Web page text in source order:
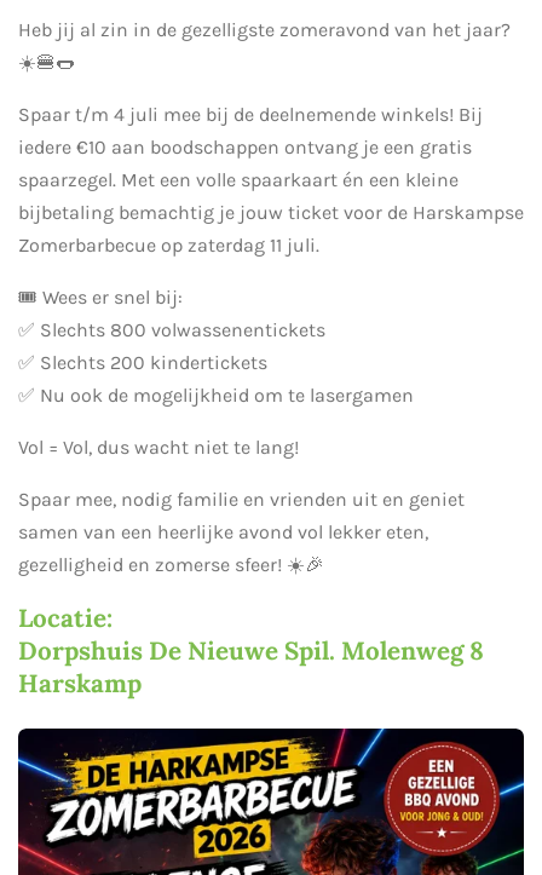
Heb jij al zin in de gezelligste zomeravond van het jaar?
☀️🍔🌭
Spaar t/m 4 juli mee bij de deelnemende winkels! Bij
iedere €10 aan boodschappen ontvang je een gratis
spaarzegel. Met een volle spaarkaart én een kleine
bijbetaling bemachtig je jouw ticket voor de Harskampse
Zomerbarbecue op zaterdag 11 juli.
🎟️ Wees er snel bij:
✅ Slechts 800 volwassenentickets
✅ Slechts 200 kindertickets
✅ Nu ook de mogelijkheid om te lasergamen
Vol = Vol, dus wacht niet te lang!
Spaar mee, nodig familie en vrienden uit en geniet
samen van een heerlijke avond vol lekker eten,
gezelligheid en zomerse sfeer! ☀️🎉
Locatie:
Dorpshuis De Nieuwe Spil. Molenweg 8
Harskamp